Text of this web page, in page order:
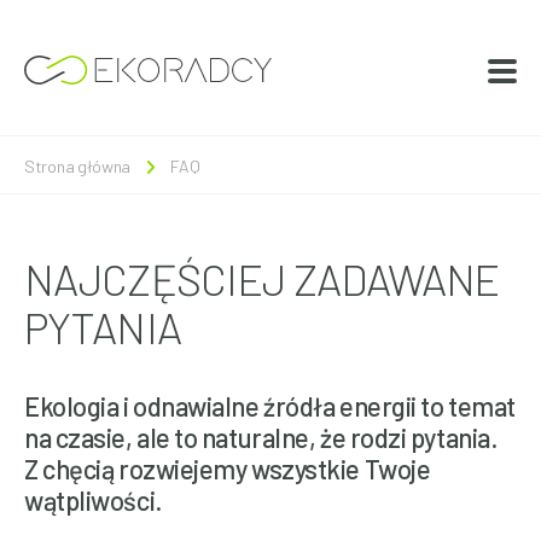
Strona główna FAQ
NAJCZĘŚCIEJ ZADAWANE
PYTANIA
Ekologia i odnawialne źródła energii to temat
na czasie, ale to naturalne, że rodzi pytania.
Z chęcią rozwiejemy wszystkie Twoje
wątpliwości.
Panele fotowoltaiczne zbudowane są z zespołu